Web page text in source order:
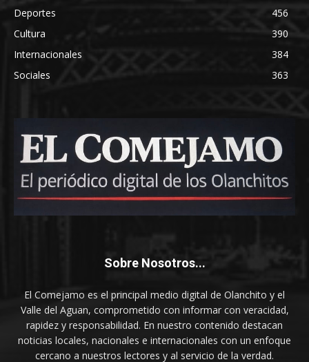
Deportes
456
Cultura
390
Internacionales
384
Sociales
363
Sobre Nosotros...
El Comejamo es el principal medio digital de Olanchito y el
Valle del Aguan, comprometido con informar con veracidad,
rapidez y responsabilidad. En nuestro contenido destacan
noticias locales, nacionales e internacionales con un enfoque
cercano a nuestros lectores y al servicio de la verdad.